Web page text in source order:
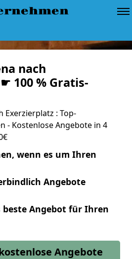
nach
100 % Gratis-
Exerzierplatz : Top-
- Kostenlose Angebote in 4
wenn es um Ihren
Angebote
beste Angebot für Ihren
Angebote